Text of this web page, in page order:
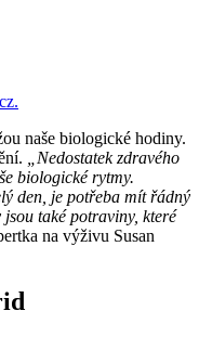
naše biologické hodiny.
„Nedostatek zdravého
biologické rytmy.
den, je potřeba mít řádný
také potraviny, které
na výživu Susan